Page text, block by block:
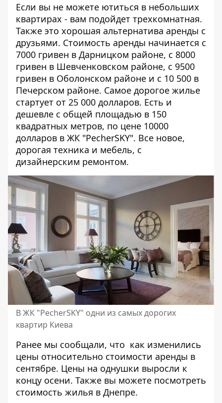
Если вы не можете ютиться в небольших
квартирах - вам подойдет трехкомнатная.
Также это хорошая альтернатива аренды с
друзьями. Стоимость аренды начинается с
7000 гривен в Дарницком районе, с 8000
гривен в Шевченковском районе, с 9500
гривен в Оболонском районе и с 10 500 в
Печерском районе. Самое дорогое жилье
стартует от 25 000 долларов. Есть и
дешевле с общей площадью в 150
квадратных метров, по цене 10000
долларов в ЖК "PecherSKY". Все новое,
дорогая техника и мебель, с
дизайнерским ремонтом.
В ЖК "PecherSKY" одни из самых дорогих
квартир Киева
Ранее мы сообщали, что как изменились
цены относительно стоимости аренды в
сентябре. Цены на однушки выросли к
концу осени. Также вы можете посмотреть
стоимость жилья в Днепре.